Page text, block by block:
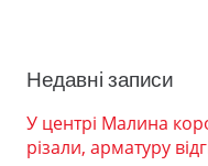
Недавні записи
У центрі Малина
різали, арматуру